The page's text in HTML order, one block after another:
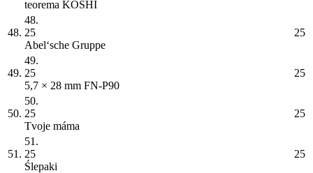
teorema KOSHI
48.
48.
25
Abel‘sche Gruppe
25
49.
49.
25
5,7 × 28 mm FN-P90
25
50.
50.
25
Tvoje máma
25
51.
51.
25
Ślepaki
25